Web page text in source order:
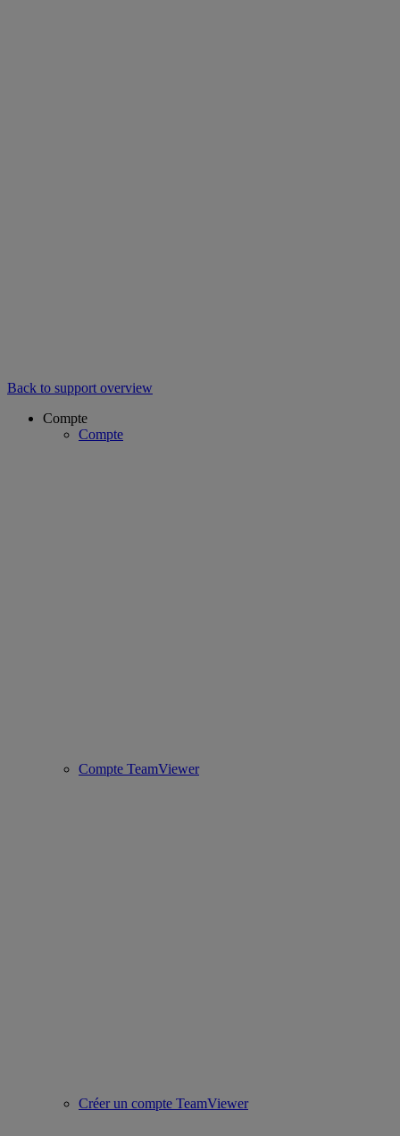
Back to support overview
Compte
Compte
Compte TeamViewer
Créer un compte TeamViewer